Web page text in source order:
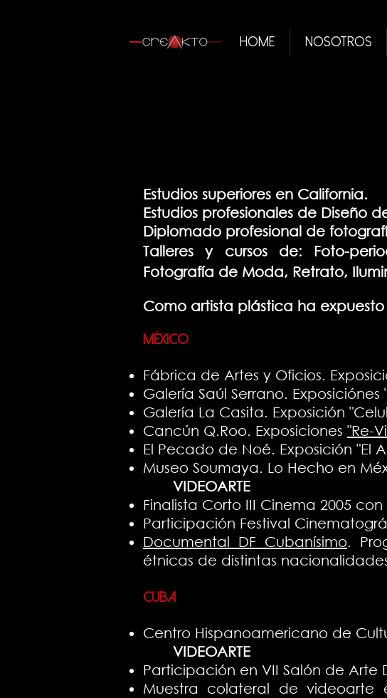
Home NOSOTROS
Estudios superiores en California.
Estudios profesionales de Diseño
Diplomado profesional de
Talleres y cursos de: Foto-
Fotografía de Moda, Retrato,
Como artista plástica ha expuesto
México
Fábrica de Artes y Oficios.
Galería Saúl Serrano.
Galería La Casita. Exposición
Cancún Q.Roo. Exposiciones "Re-
El Pecado de Noé. Exposición "El
Museo Soumaya. Lo Hecho en
VIDEOARTE
Finalista Corto III Cinema 2005
Participación Festival
Documental DF Cubanísimo.
étnicas de distintas
Cuba
Centro Hispanoamericano de
VIDEOARTE
Participación en VII Salón de Arte
Muestra colateral de videoarte